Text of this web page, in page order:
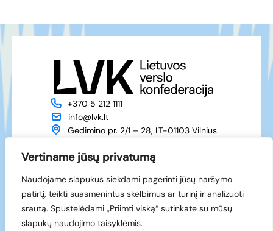
Vertiname jūsų privatumą
Naudojame slapukus siekdami pagerinti jūsų naršymo
patirtį, teikti suasmenintus skelbimus ar turinį ir analizuoti
srautą. Spustelėdami „Priimti viską“ sutinkate su mūsų
slapukų naudojimo taisyklėmis.
+370 5 212 1111
info@lvk.lt
Gedimino pr. 2/1 – 28, LT-01103 Vilnius
Naujienos
Narystė
Renginiai
Kontaktai
Facebook
LinkedIn
© 1994-2026 LVK